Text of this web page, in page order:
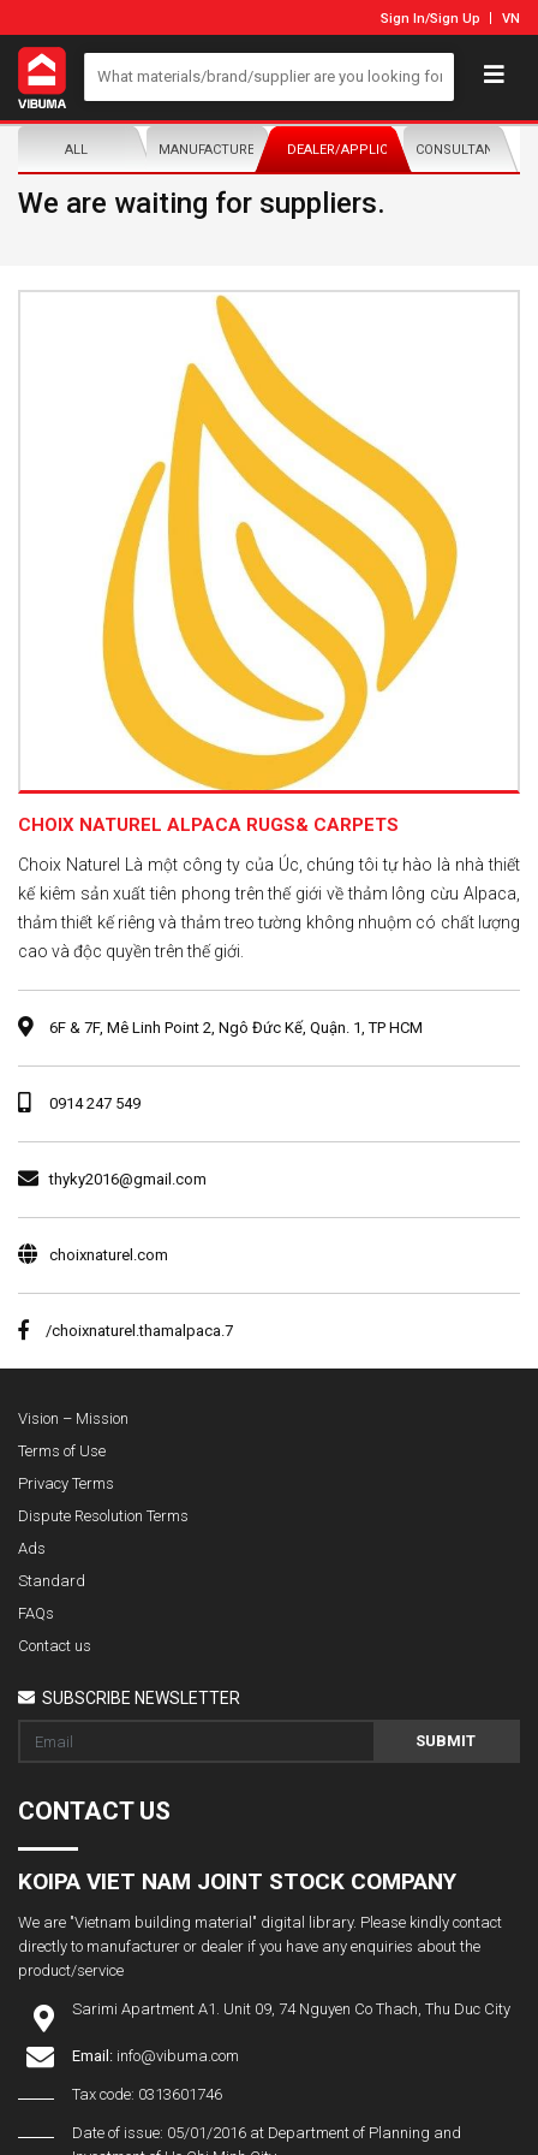
Sign In/Sign Up VN
ALL MANUFACTURER/DISTRIBUTORDEALER/APPLICATORCONSULTANTS
We are waiting for suppliers.
CHOIX NATUREL ALPACA RUGS& CARPETS
Choix Naturel Là một công ty của Úc, chúng tôi tự hào là nhà thiết
kế kiêm sản xuất tiên phong trên thế giới về thảm lông cừu Alpaca,
thảm thiết kế riêng và thảm treo tường không nhuộm có chất lượng
cao và độc quyền trên thế giới.
6F & 7F, Mê Linh Point 2, Ngô Đức Kế, Quận. 1, TP HCM
0914 247 549
thyky2016@gmail.com
choixnaturel.com
/choixnaturel.thamalpaca.7
Vision – Mission
Terms of Use
Privacy Terms
Dispute Resolution Terms
Ads
Standard
FAQs
Contact us
SUBSCRIBE NEWSLETTER
SUBMIT
CONTACT US
KOIPA VIET NAM JOINT STOCK COMPANY
We are "Vietnam building material" digital library. Please kindly contact
directly to manufacturer or dealer if you have any enquiries about the
product/service
Sarimi Apartment A1. Unit 09, 74 Nguyen Co Thach, Thu Duc City
Email: info@vibuma.com
Tax code: 0313601746
Date of issue: 05/01/2016 at Department of Planning and